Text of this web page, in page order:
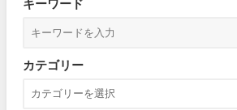
キーワード
カテゴリー